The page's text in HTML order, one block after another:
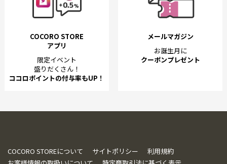
COCORO STORE
アプリ
限定イベント
盛りだくさん！
ココロポイントの付与率もUP！
メールマガジン
お誕生月に
クーポンプレゼント
COCORO STOREについて サイトポリシー
利用規約